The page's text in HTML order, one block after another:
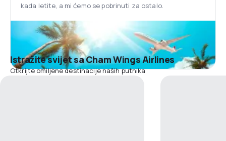
kada letite, a mi ćemo se pobrinuti za ostalo.
Istražite svijet sa Cham Wings Airlines
Otkrijte omiljene destinacije naših putnika